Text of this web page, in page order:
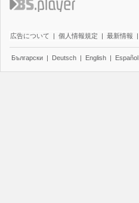
広告について | 個人情報規定 | 最新情報 |
Български | Deutsch | English | Español